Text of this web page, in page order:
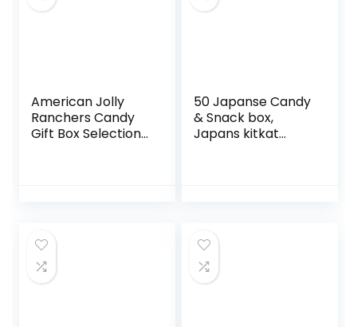
American Jolly
Ranchers Candy
Gift Box Selection
50 Japanse Candy
& Snack box,
Japans kitkat